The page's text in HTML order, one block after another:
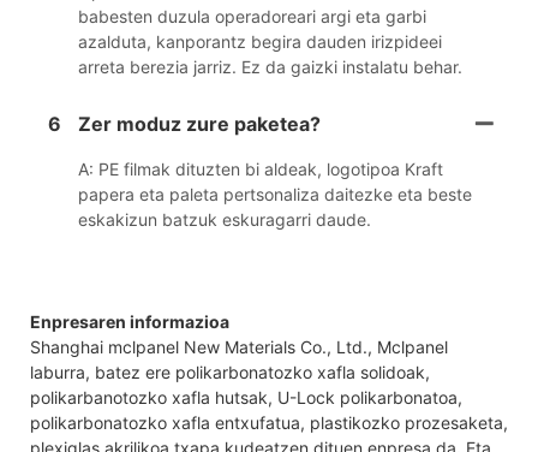
babesten duzula operadoreari argi eta garbi
azalduta, kanporantz begira dauden irizpideei
arreta berezia jarriz. Ez da gaizki instalatu behar.
6 Zer moduz zure paketea?
A: PE filmak dituzten bi aldeak, logotipoa Kraft
papera eta paleta pertsonaliza daitezke eta beste
eskakizun batzuk eskuragarri daude.
Enpresaren informazioa
Shanghai mclpanel New Materials Co., Ltd., Mclpanel
laburra, batez ere polikarbonatozko xafla solidoak,
polikarbanotozko xafla hutsak, U-Lock polikarbonatoa,
polikarbonatozko xafla entxufatua, plastikozko prozesaketa,